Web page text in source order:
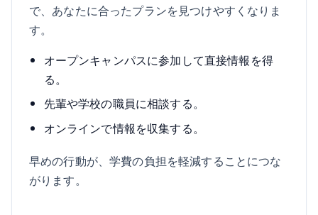
で、あなたに合ったプランを見つけやすくなりま
す。
オープンキャンパスに参加して直接情報を得
る。
先輩や学校の職員に相談する。
オンラインで情報を収集する。
早めの行動が、学費の負担を軽減することにつな
がります。